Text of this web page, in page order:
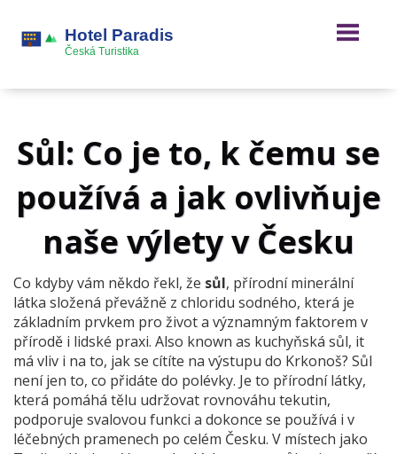
Sůl: Co je to, k čemu se
používá a jak ovlivňuje
naše výlety v Česku
Co kdyby vám někdo řekl, že sůl, přírodní minerální
látka složená převážně z chloridu sodného, která je
základním prvkem pro život a významným faktorem v
přírodě i lidské praxi. Also known as kuchyňská sůl, it
má vliv i na to, jak se cítíte na výstupu do Krkonoš? Sůl
není jen to, co přidáte do polévky. Je to přírodní látky,
která pomáhá tělu udržovat rovnováhu tekutin,
podporuje svalovou funkci a dokonce se používá i v
léčebných pramenech po celém Česku. V místech jako